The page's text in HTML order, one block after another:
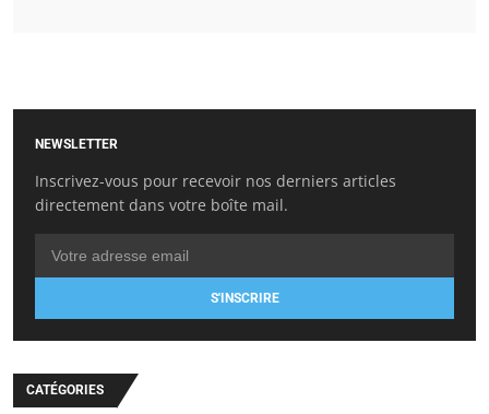
NEWSLETTER
Inscrivez-vous pour recevoir nos derniers articles
directement dans votre boîte mail.
S'INSCRIRE
CATÉGORIES